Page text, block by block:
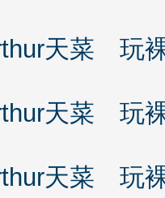
天菜 玩
天菜 玩
天菜 玩